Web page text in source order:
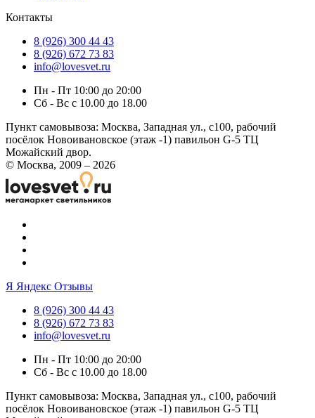
Контакты
8 (926) 300 44 43
8 (926) 672 73 83
info@lovesvet.ru
Пн - Пт 10:00 до 20:00
Сб - Вс с 10.00 до 18.00
Пункт самовывоза: Москва, Западная ул., с100, рабочий
посёлок Новоивановское (этаж -1) павильон G-5 ТЦ
Можайский двор.
© Москва, 2009 – 2026
Я Яндекс Отзывы
8 (926) 300 44 43
8 (926) 672 73 83
info@lovesvet.ru
Пн - Пт 10:00 до 20:00
Сб - Вс с 10.00 до 18.00
Пункт самовывоза: Москва, Западная ул., с100, рабочий
посёлок Новоивановское (этаж -1) павильон G-5 ТЦ